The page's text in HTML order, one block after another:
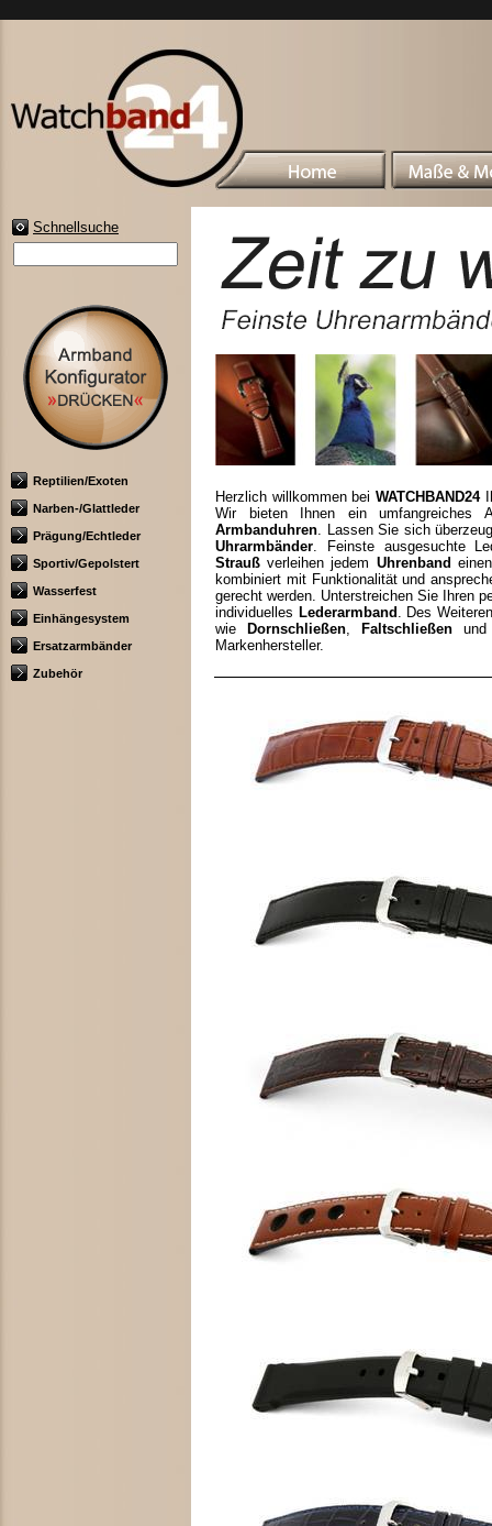
Schnellsuche
Reptilien/Exoten
Narben-/Glattleder
Prägung/Echtleder
Sportiv/Gepolstert
Wasserfest
Einhängesystem
Ersatzarmbänder
Zubehör
Herzlich willkommen bei WATCHBAND24
Wir bieten Ihnen ein umfangreiches
Armbanduhren. Lassen Sie sich
Uhrarmbänder. Feinste ausgesuchte
Strauß verleihen jedem Uhrenband
kombiniert mit Funktionalität und
gerecht werden. Unterstreichen Sie Ihren
individuelles Lederarmband . Des
wie
Dornschließen, Faltschließen
Markenhersteller.